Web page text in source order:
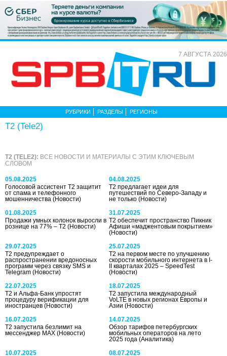
7 АВГУСТА 2026
РУБРИКИ РАЗДЕЛЫ РЕГИОНЫ
T2 (Tele2)
T2 (TELE2): ВСЕ НОВОСТИ И МАТЕРИАЛЫ С ЭТИМ КЛЮЧЕВЫМ
СЛОВОМ
05.08.2025
Голосовой ассистент T2 защитит
от спама и телефонного
мошенничества (Новости)
04.08.2025
T2 предлагает идеи для
путешествий по Северо-Западу и
не только(Новости)
01.08.2025
Продажи умных колонок выросли в
рознице на 77% – T2 (Новости)
31.07.2025
Т2 обеспечит пространство Пикник
Афиши «маджентовым покрытием»
(Новости)
29.07.2025
T2 предупреждает о
распространении вредоносных
программ через связку SMS и
Telegram (Новости)
25.07.2025
Т2 на первом месте по улучшению
скорости мобильного интернета в I-
II кварталах 2025 – SpeedTest
(Новости)
22.07.2025
Т2 и Альфа-Банк упростят
процедуру верификации для
иностранцев (Новости)
18.07.2025
Т2 запустила международный
VoLTE в новых регионах Европы и
Азии(Новости)
16.07.2025
Т2 запустила безлимит на
мессенджер MAX (Новости)
14.07.2025
Обзор тарифов петербургских
мобильных операторов на лето
2025 года(Аналитика)
10.07.2025
08.07.2025